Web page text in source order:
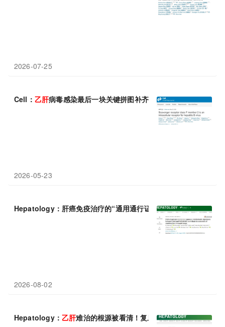
2026-07-25
Cell： 乙肝病毒感染最后一块关键拼图补齐：李文辉团队发现“细
2026-05-23
Hepatology：肝癌免疫治疗的“通用通行证”——中国学者发现不
2026-08-02
Hepatology： 乙肝难治的根源被看清！复旦大学仇超/张文宏等